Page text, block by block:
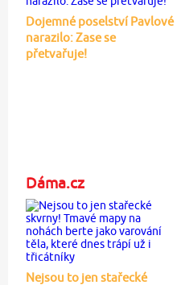
Dojemné poselství Pavlové
narazilo: Zase se
přetvařuje!
Dáma.cz
Nejsou to jen stařecké